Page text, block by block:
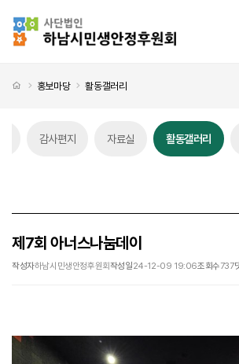
처음으로
홍보마당 활동갤러리
감사편지 자료실 활동갤러리
제7회 아너스나눔데이
작성자하남시민생안정후원회작성일24-12-09 19:06조회수737